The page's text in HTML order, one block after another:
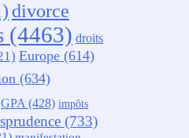
divorce
(4463) droits
Europe (614)
(634)
GPA(428) impôts
(733)